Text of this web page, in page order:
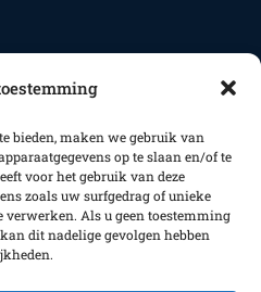
bieden, maken we gebruik van
op te slaan en/of te
voor het gebruik van deze
zoals uw surfgedrag of unieke
verwerken. Als u geen toestemming
dit nadelige gevolgen hebben